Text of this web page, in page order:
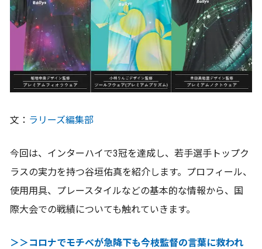
文： ラリーズ編集部
今回は、インターハイで3冠を達成し、若手選手トップク
ラスの実力を持つ谷垣佑真を紹介します。プロフィール、
使用用具、プレースタイルなどの基本的な情報から、国
際大会での戦績についても触れていきます。
＞＞コロナでモチベが急降下も今枝監督の言葉に救われ